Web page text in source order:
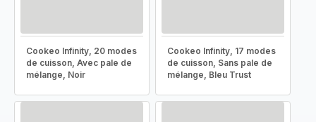
Cookeo Infinity, 20 modes
de cuisson, Avec pale de
mélange, Noir
Cookeo Infinity, 17 modes
de cuisson, Sans pale de
mélange, Bleu Trust